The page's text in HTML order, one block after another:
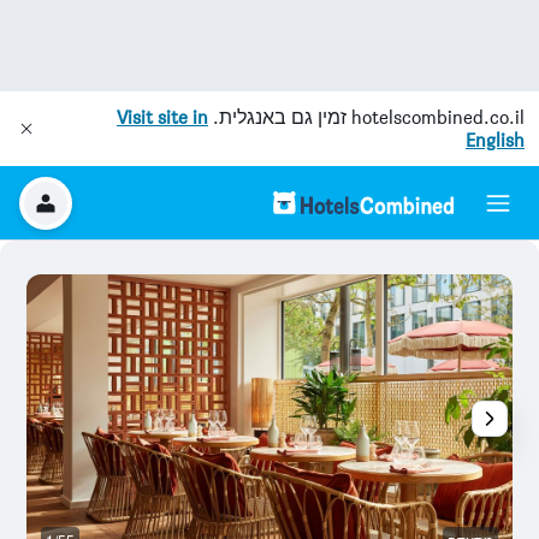
hotelscombined.co.il זמין גם באנגלית. Visit site in
English